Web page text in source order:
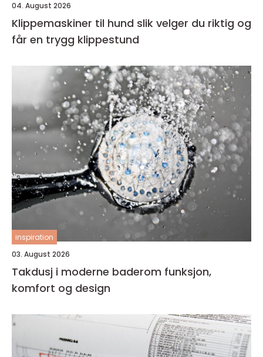
04. August 2026
Klippemaskiner til hund slik velger du riktig og
får en trygg klippestund
inspiration
03. August 2026
Takdusj i moderne baderom funksjon,
komfort og design